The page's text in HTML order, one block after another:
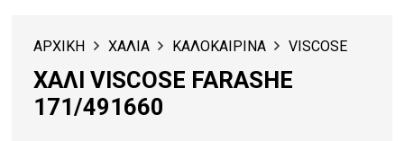
ΑΡΧΙΚΗ ΧΑΛΙΑ ΚΑΛΟΚΑΙΡΙΝΑ VISCOSE
ΧΑΛΙ VISCOSE FARASHE
171/491660